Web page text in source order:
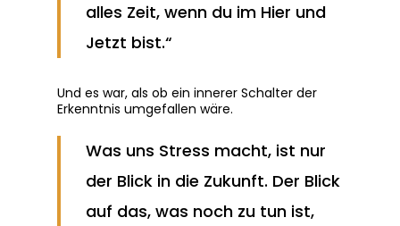
alles Zeit, wenn du im Hier und
Jetzt bist.“
Und es war, als ob ein innerer Schalter der
Erkenntnis umgefallen wäre.
Was uns Stress macht, ist nur
der Blick in die Zukunft. Der Blick
auf das, was noch zu tun ist,